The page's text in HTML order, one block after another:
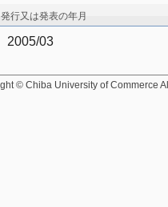
発行又は発表の年月
2005/03